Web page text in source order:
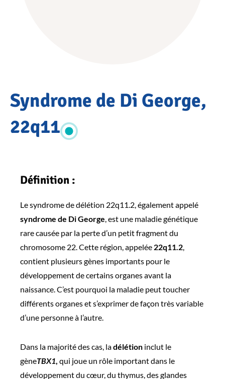
PATHOLOGIES
Pathologies
OSCAR
Maladies
(CaP)
Syndrome
22q11
Syndrome de Di George,
22q11
Définition :
Le syndrome de délétion 22q11.2, également appelé
syndrome de Di George, est une maladie génétique
rare causée par la perte d’un petit fragment du
chromosome 22. Cette région, appelée 22q11.2,
contient plusieurs gènes importants pour le
développement de certains organes avant la
naissance. C’est pourquoi la maladie peut toucher
différents organes et s’exprimer de façon très variable
d’une personne à l’autre.
Dans la majorité des cas, ladélétion inclut le
gèneTBX1, qui joue un rôle important dans le
développement du cœur, du thymus, des glandes